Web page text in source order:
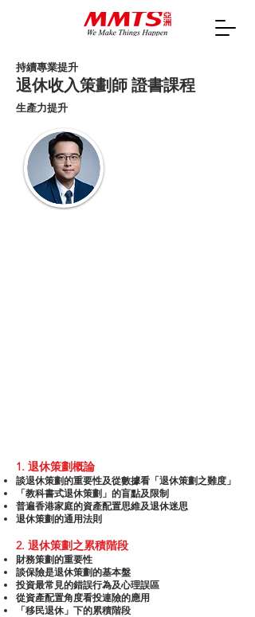
持續專業提升
退休收入策劃師 證書課程
生產力提升
1. 退休策劃概論
談退休策劃的重要性及從數據看「退休策劃之難度」
「教科書式退休策劃」的盲點及限制
普遍香港家庭的資產配置思維及退休迷思
退休策劃的通用法則
2. 退休策劃之累積階段
財務策劃的重要性
談保險是退休策劃的基本盤
投資最常見的錯誤行為及心理誤區
從資產配置角度看投連險的應用
「移民退休」下的累積階段